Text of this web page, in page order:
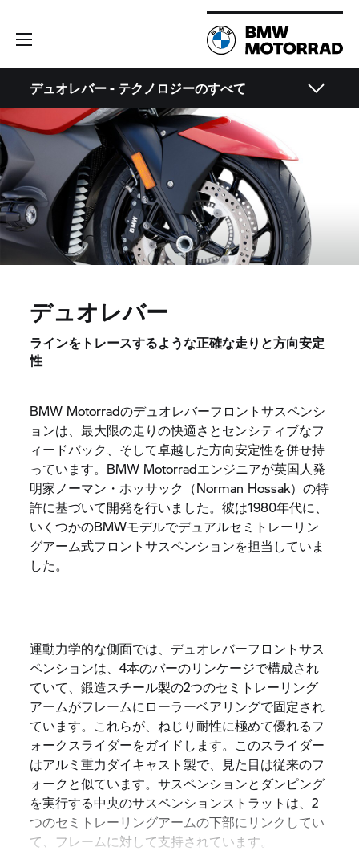
デュオレバー - テクノロジーのすべて
デュオレバー
ラインをトレースするような正確な走りと方向安定
性
BMW Motorradのデュオレバーフロントサスペンシ
ョンは、最大限の走りの快適さとセンシティブなフ
ィードバック、そして卓越した方向安定性を併せ持
っています。BMW Motorradエンジニアが英国人発
明家ノーマン・ホッサック（Norman Hossak）の特
許に基づいて開発を行いました。彼は1980年代に、
いくつかのBMWモデルでデュアルセミトレーリン
グアーム式フロントサスペンションを担当していま
した。
運動力学的な側面では、デュオレバーフロントサス
ペンションは、4本のバーのリンケージで構成され
ていて、鍛造スチール製の2つのセミトレーリング
アームがフレームにローラーベアリングで固定され
ています。これらが、ねじり耐性に極めて優れるフ
ォークスライダーをガイドします。このスライダー
はアルミ重力ダイキャスト製で、見た目は従来のフ
ォークと似ています。サスペンションとダンピング
を実行する中央のサスペンションストラットは、2
つのセミトレーリングアームの下部にリンクしてい
て、フレームに対して支持されています。